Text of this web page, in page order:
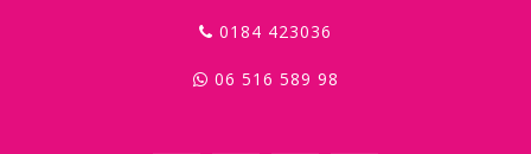
0184 423036
06 516 589 98